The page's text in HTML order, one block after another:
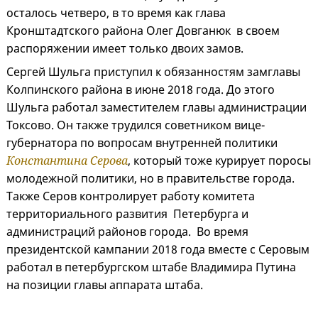
осталось четверо, в то время как глава
Кронштадтского района Олег Довганюк в своем
распоряжении имеет только двоих замов.
Сергей Шульга приступил к обязанностям замглавы
Колпинского района в июне 2018 года. До этого
Шульга работал заместителем главы администрации
Токсово. Он также трудился советником вице-
губернатора по вопросам внутренней политики
Константина Серова, который тоже курирует поросы
молодежной политики, но в правительстве города.
Также Серов контролирует работу комитета
территориального развития Петербурга и
администраций районов города. Во время
президентской кампании 2018 года вместе с Серовым
работал в петербургском штабе Владимира Путина
на позиции главы аппарата штаба.